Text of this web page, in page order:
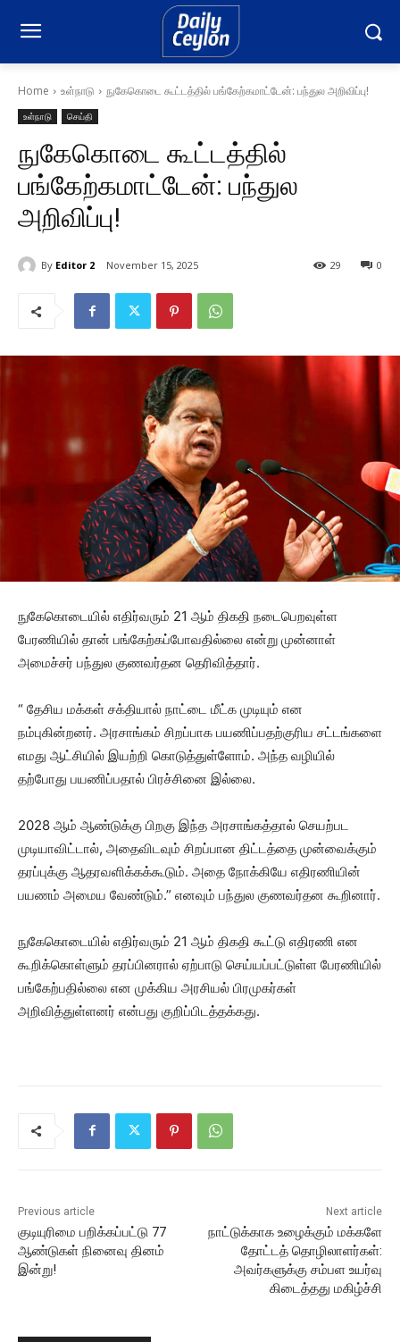
Home உள்நாடு நுகேகொடை கூட்டத்தில் பங்கேற்கமாட்டேன்: பந்துல அறிவிப்பு!
உள்நாடு செய்தி
நுகேகொடை கூட்டத்தில்
பங்கேற்கமாட்டேன்: பந்துல
அறிவிப்பு!
By Editor 2 November 15, 2025 0
29
நுகேகொடையில் எதிர்வரும் 21 ஆம் திகதி நடைபெறவுள்ள
பேரணியில் தான் பங்கேற்கப்போவதில்லை என்று முன்னாள்
அமைச்சர் பந்துல குணவர்தன தெரிவித்தார்.
“ தேசிய மக்கள் சக்தியால் நாட்டை மீட்க முடியும் என
நம்புகின்றனர். அரசாங்கம் சிறப்பாக பயணிப்பதற்குரிய சட்டங்களை
எமது ஆட்சியில் இயற்றி கொடுத்துள்ளோம். அந்த வழியில்
தற்போது பயணிப்பதால் பிரச்சினை இல்லை.
2028 ஆம் ஆண்டுக்கு பிறகு இந்த அரசாங்கத்தால் செயற்பட
முடியாவிட்டால், அதைவிடவும் சிறப்பான திட்டத்தை முன்வைக்கும்
தரப்புக்கு ஆதரவளிக்கக்கூடும். அதை நோக்கியே எதிரணியின்
பயணம் அமைய வேண்டும்.” எனவும் பந்துல குணவர்தன கூறினார்.
நுகேகொடையில் எதிர்வரும் 21 ஆம் திகதி கூட்டு எதிரணி என
கூறிக்கொள்ளும் தரப்பினரால் ஏற்பாடு செய்யப்பட்டுள்ள பேரணியில்
பங்கேற்பதில்லை என முக்கிய அரசியல் பிரமுகர்கள்
அறிவித்துள்ளனர் என்பது குறிப்பிடத்தக்கது.
Previous article
குடியுரிமை பறிக்கப்பட்டு 77
ஆண்டுகள் நினைவு தினம்
இன்று!
Next article
நாட்டுக்காக உழைக்கும் மக்களே
தோட்டத் தொழிலாளர்கள்:
அவர்களுக்கு சம்பள உயர்வு
கிடைத்தது மகிழ்ச்சி